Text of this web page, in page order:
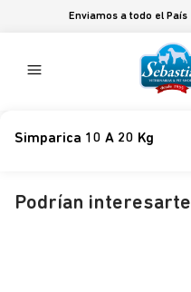
Enviamos a todo el País
Simparica 10 A 20 Kg
Podrían interesarte